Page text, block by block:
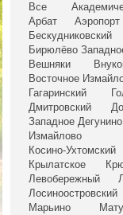
Все
Арбат
Аэропорт
Бескудниковский
Бирюлёво
Вешняки
Восточное
Гагаринский
Дмитровский
Западное Дегунино
Измайлово
Косино-Ухтомский
Крылатское
Левобережный
Лосиноостровский
Марьино